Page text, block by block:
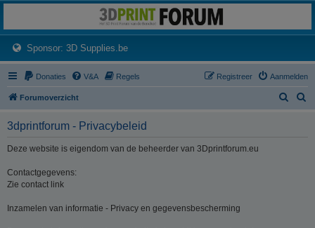
Het 3D print forum van de Benelux na de sluiting van 3dprintforum.nl
Sponsor: 3D Supplies.be(Opens a new tab)
Donaties V&A Regels Aanmelden
Registreer
Forumoverzicht
3dprintforum - Privacybeleid
Deze website is eigendom van de beheerder van 3Dprintforum.eu
Contactgegevens:
Zie contact link
Inzamelen van informatie - Privacy en gegevensbescherming